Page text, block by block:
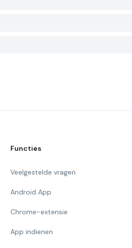
Functies
Veelgestelde vragen
Android App
Chrome-extensie
App indienen